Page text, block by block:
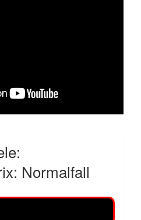
Normalfall